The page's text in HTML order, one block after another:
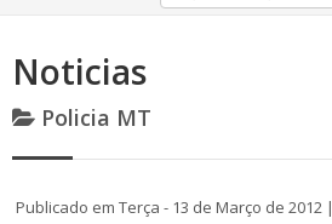
Noticias
Policia MT
Publicado em Terça - 13 de Março de 2012 |